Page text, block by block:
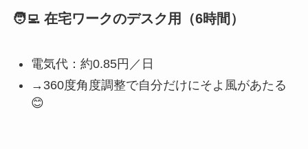
🧑‍💻 在宅ワークのデスク用（6時間）
電気代：約0.85円／日
→360度角度調整で自分だけにそよ風があたる
😊